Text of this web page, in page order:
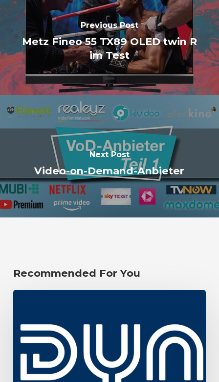
Previous Post
Metz Fineo 55 TX89 OLED twin R
im Test
Next Post
Video-on-Demand-Anbieter
Recommended For You